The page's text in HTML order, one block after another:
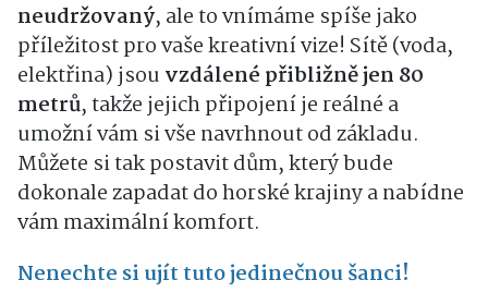
neudržovaný, ale to vnímáme spíše jako
příležitost pro vaše kreativní vize! Sítě (voda,
elektřina) jsou vzdálené přibližně jen 80
metrů, takže jejich připojení je reálné a
umožní vám si vše navrhnout od základu.
Můžete si tak postavit dům, který bude
dokonale zapadat do horské krajiny a nabídne
vám maximální komfort.
Nenechte si ujít tuto jedinečnou šanci!